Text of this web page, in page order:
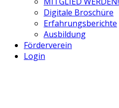
Digitale Broschüre
Erfahrungsberichte
Ausbildung
Förderverein
Login